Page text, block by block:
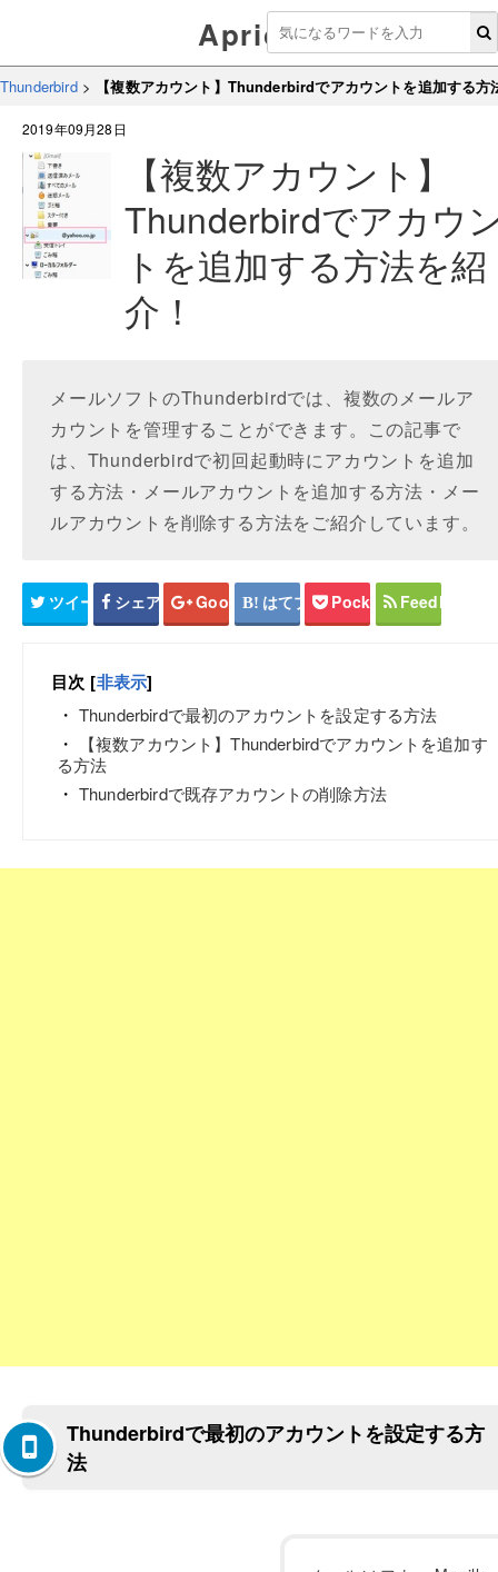
Aprico
Thunderbird> 【複数アカウント】Thunderbirdでアカウントを追加する方
2019年09月28日
【複数アカウント】
Thunderbirdでアカウ
トを追加する方法を紹
介！
メールソフトのThunderbirdでは、複数のメールア
カウントを管理することができます。この記事で
は、Thunderbirdで初回起動時にアカウントを追加
する方法・メールアカウントを追加する方法・メー
ルアカウントを削除する方法をご紹介しています。
ツイート シェア Google+ はてブ Pocket Feedly
目次 [非表示]
Thunderbirdで最初のアカウントを設定する方法
【複数アカウント】Thunderbirdでアカウントを追加す
る方法
Thunderbirdで既存アカウントの削除方法
Thunderbirdで最初のアカウントを設定する方
法